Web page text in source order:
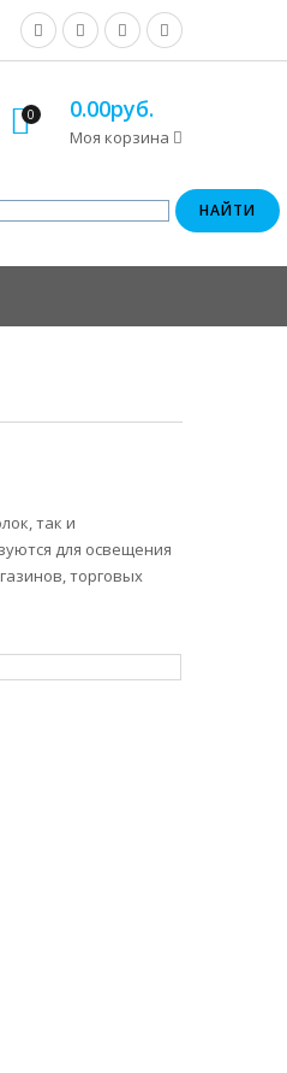
0 0.00руб.
Моя корзина
так и
для освещения
торговых